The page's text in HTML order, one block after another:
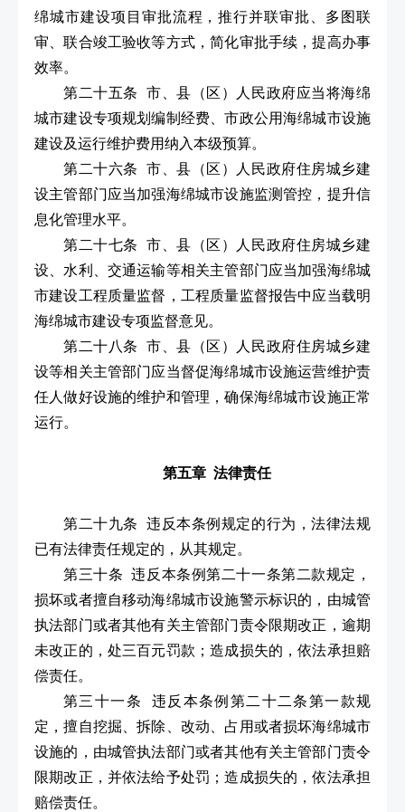
绵城市建设项目审批流程，推行并联审批、多图联
审、联合竣工验收等方式，简化审批手续，提高办事
效率。
第二十五条 市、县（区）人民政府应当将海绵
城市建设专项规划编制经费、市政公用海绵城市设施
建设及运行维护费用纳入本级预算。
第二十六条 市、县（区）人民政府住房城乡建
设主管部门应当加强海绵城市设施监测管控，提升信
息化管理水平。
第二十七条 市、县（区）人民政府住房城乡建
设、水利、交通运输等相关主管部门应当加强海绵城
市建设工程质量监督，工程质量监督报告中应当载明
海绵城市建设专项监督意见。
第二十八条 市、县（区）人民政府住房城乡建
设等相关主管部门应当督促海绵城市设施运营维护责
任人做好设施的维护和管理，确保海绵城市设施正常
运行。
第五章 法律责任
第二十九条 违反本条例规定的行为，法律法规
已有法律责任规定的，从其规定。
第三十条 违反本条例第二十一条第二款规定，
损坏或者擅自移动海绵城市设施警示标识的，由城管
执法部门或者其他有关主管部门责令限期改正，逾期
未改正的，处三百元罚款；造成损失的，依法承担赔
偿责任。
第三十一条 违反本条例第二十二条第一款规
定，擅自挖掘、拆除、改动、占用或者损坏海绵城市
设施的，由城管执法部门或者其他有关主管部门责令
限期改正，并依法给予处罚；造成损失的，依法承担
赔偿责任。